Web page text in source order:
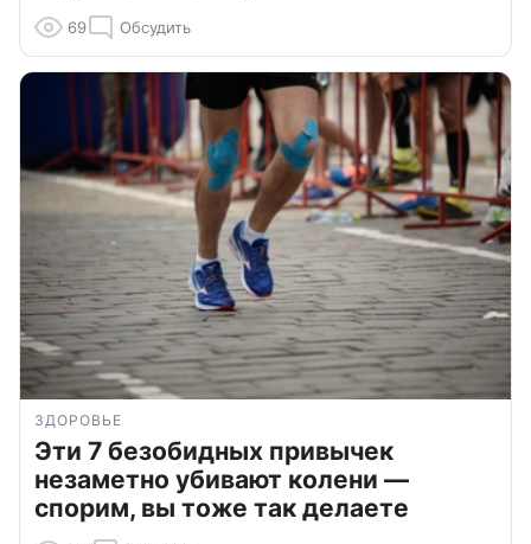
69 Обсудить
ЗДОРОВЬЕ
Эти 7 безобидных привычек
незаметно убивают колени —
спорим, вы тоже так делаете